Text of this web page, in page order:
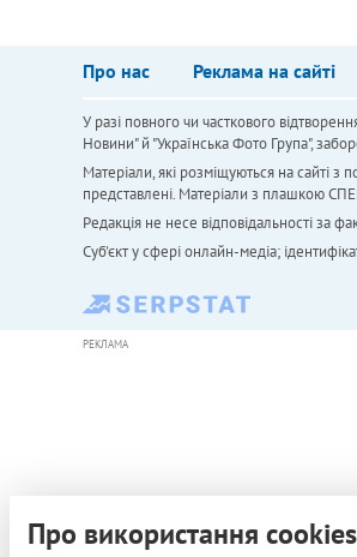
Про нас Реклама на сайті
У разі повного чи часткового
Новини" й "Українська Фото Група",
Матеріали, які розміщуються на сайті
представлені. Матеріали з плашкою
Редакція не несе відповідальності за
Cуб'єкт у сфері онлайн-медіа;
РЕКЛАМА
Про використання cookies